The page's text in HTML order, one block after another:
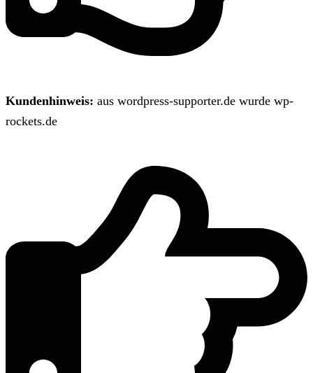
Kundenhinweis: aus wordpress-supporter.de wurde wp-
rockets.de